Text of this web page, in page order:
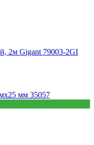
2м Gigant 79003-2GI